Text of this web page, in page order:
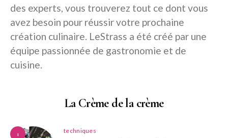
des experts, vous trouverez tout ce dont vous
avez besoin pour réussir votre prochaine
création culinaire. LeStrass a été créé par une
équipe passionnée de gastronomie et de
cuisine.
La Crème de la crème
1 techniques